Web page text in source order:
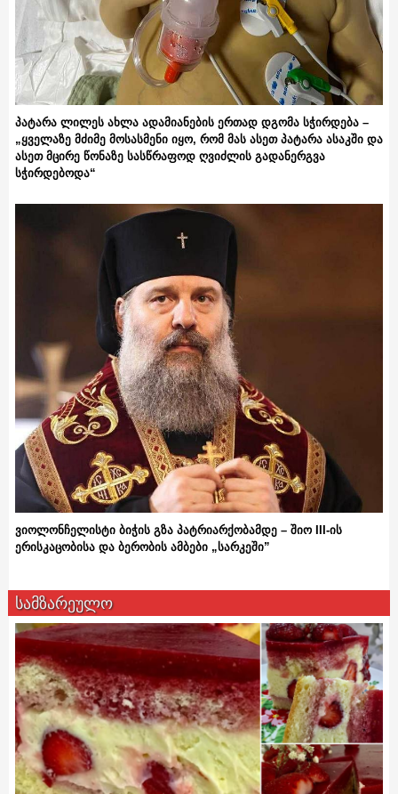
პატარა ლილეს ახლა ადამიანების ერთად დგომა სჭირდება –
„ყველაზე მძიმე მოსასმენი იყო, რომ მას ასეთ პატარა ასაკში და
ასეთ მცირე წონაზე სასწრაფოდ ღვიძლის გადანერგვა
სჭირდებოდა“
ვიოლონჩელისტი ბიჭის გზა პატრიარქობამდე – შიო III-ის
ერისკაცობისა და ბერობის ამბები „სარკეში”
სამზარეულო